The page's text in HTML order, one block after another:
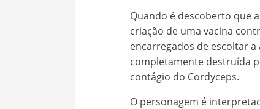
Quando é descoberto que
criação de uma vacina
encarregados de escoltar
completamente destruída
contágio do Cordyceps.
O personagem é